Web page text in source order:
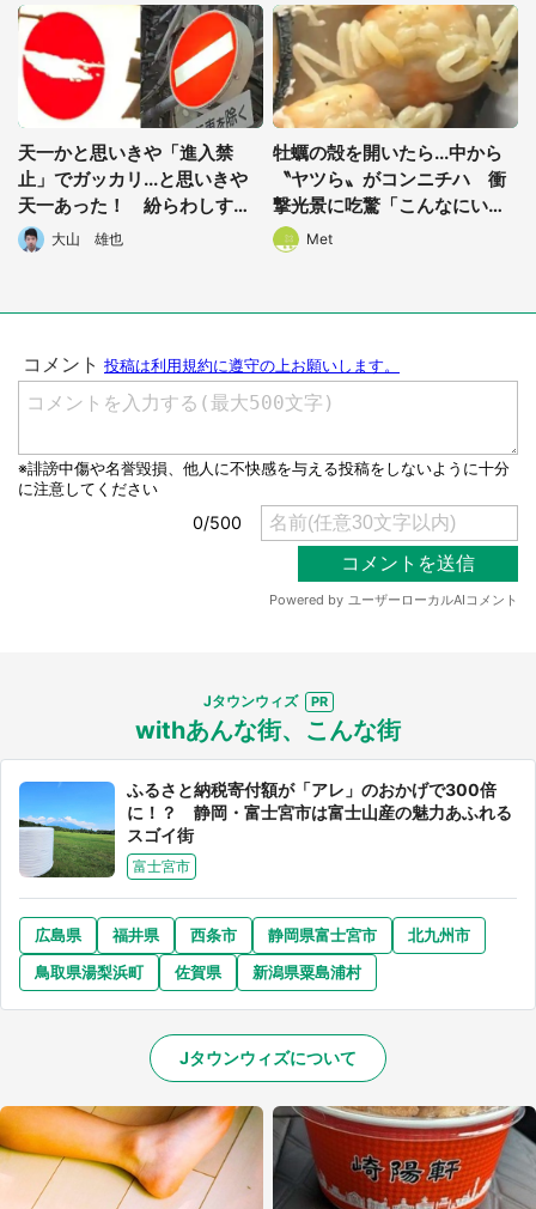
都道府選択
天一かと思いきや「進入禁
止」でガッカリ...と思いきや
天一あった！ 紛らわしすぎ
る「奇跡の共演」が話題に
大山 雄也
牡蠣の殻を開いたら...中から
〝ヤツら〟がコンニチハ 衝
撃光景に吃驚「こんなにいる
のかッ！？」
Met
Jタウンウィズ
withあんな街、こんな街
ふるさと納税寄付額が「アレ」のおかげで300倍
に！？ 静岡・富士宮市は富士山産の魅力あふれる
スゴイ街
富士宮市
広島県 福井県 西条市 静岡県富士宮市
北九州市
鳥取県湯梨浜町
佐賀県 新潟県粟島浦村
Jタウンウィズについて